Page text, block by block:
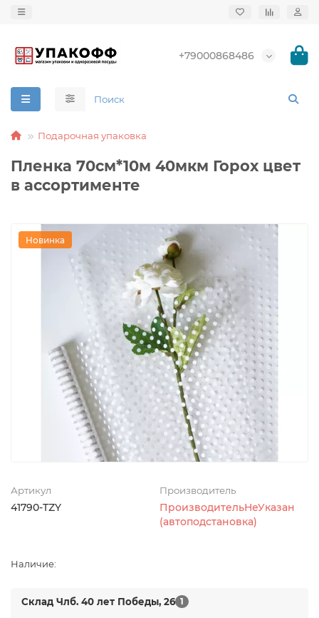
+79000868486
Подарочная упаковка
Пленка 70см*10м 40мкм Горох цвет
в ассортименте
Новинка
Артикул
41790-TZY
Производитель
ПроизводительНеУказан
(автоподстановка)
Наличие:
Склад Члб. 40 лет Победы, 26 1